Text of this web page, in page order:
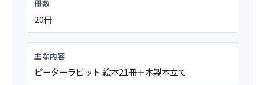
冊数
20冊
主な内容
ピーターラビット 絵本21冊＋木製本立て